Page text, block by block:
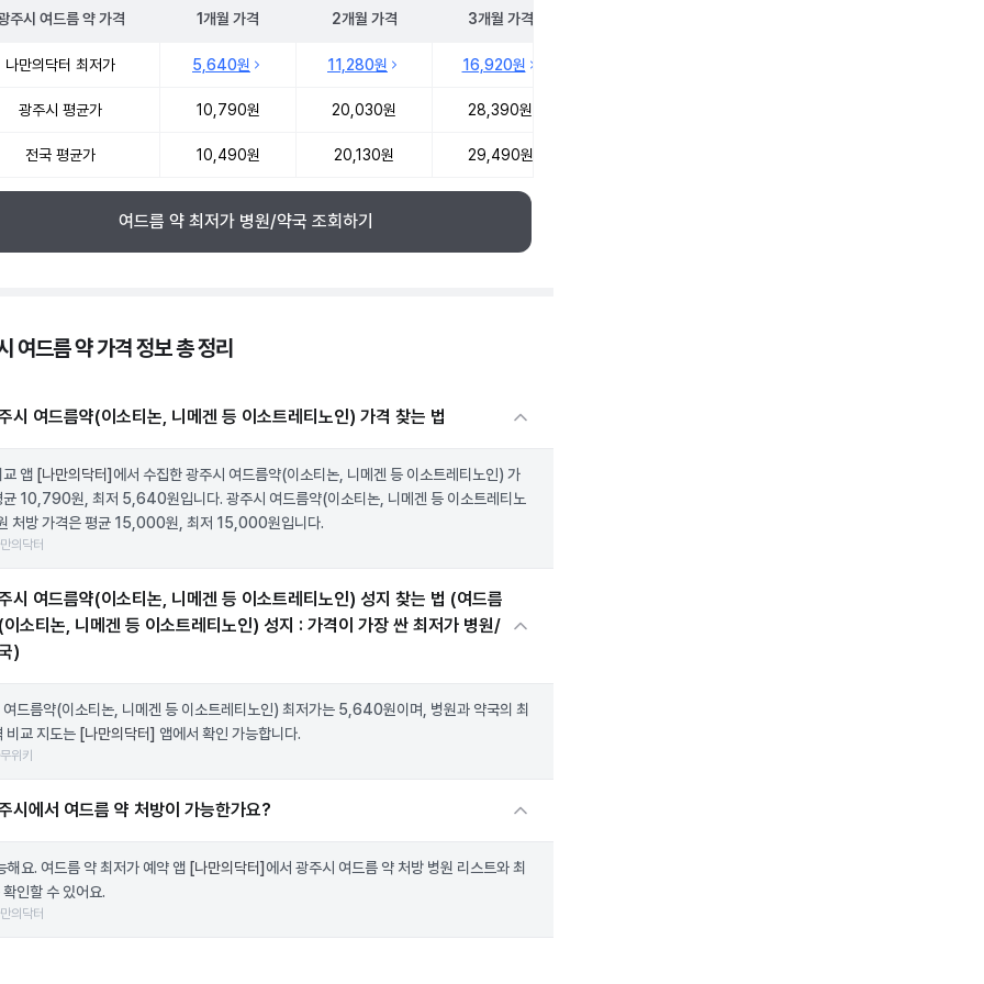
주시 여드름 약가격 1개월 가격 2개월 가격 3개월 가격
나만의닥터 최저가 5,640원 11,280원 16,920원
광주시 평균가 10,790원 20,030원 28,390원
전국 평균가 10,490원 20,130원 29,490원
여드름 약 최저가 병원/약국 조회하기
여드름 약 가격 정보 총 정리
시 여드름약(이소티논, 니메겐 등 이소트레티노인) 가격 찾는 법
앱 [나만의닥터] 에서 수집한 광주시 여드름약(이소티논, 니메겐 등 이소트레티노인) 가
균 10,790원, 최저 5,640원입니다. 광주시 여드름약(이소티논, 니메겐 등 이소트레티노
처방 가격은 평균 15,000원, 최저 15,000원입니다.
의닥터
시 여드름약(이소티논, 니메겐 등 이소트레티노인) 성지 찾는 법 (여드름
소티논, 니메겐 등 이소트레티노인) 성지 : 가격이 가장 싼 최저가 병원/
)
여드름약(이소티논, 니메겐 등 이소트레티노인) 최저가는 5,640원이며, 병원과 약국의 최
비교 지도는 [나만의닥터] 앱에서 확인 가능합니다.
위키
시에서 여드름 약 처방이 가능한가요?
해요. 여드름 약 최저가 예약 앱 [나만의닥터] 에서 광주시 여드름 약 처방 병원 리스트와 최
인할 수 있어요.
의닥터